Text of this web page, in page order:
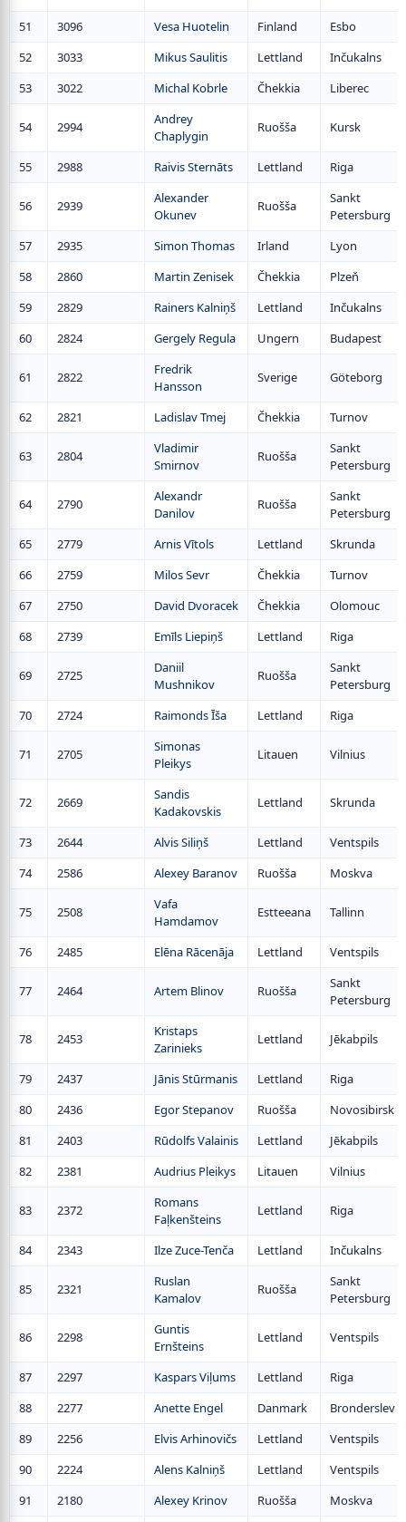
51
3096 Vesa Huotelin Finland
Esbo
52
3033 Mikus Saulitis Lettland
Inčukalns
53
3022 Michal Kobrle Čhekkia Liberec
54 2994
Andrey
Chaplygin
Ruošša Kursk
55 2988 Raivis Sternāts Lettland Riga
56 2939
Alexander
Okunev
Ruošša
Sankt
Petersburg
57
2935 Simon Thomas Irland
Lyon
58
2860 Martin Zenisek Čhekkia
Plzeň
59
2829 Rainers Kalniņš Lettland
Inčukalns
60
2824 Gergely Regula Ungern Budapest
61 2822
Fredrik
Hansson
Sverige Göteborg
62 2821 Ladislav Tmej Čhekkia Turnov
63 2804
Vladimir
Smirnov
Ruošša
Sankt
Petersburg
64 2790
Alexandr
Danilov
Ruošša
Sankt
Petersburg
65
2779 Arnis Vītols Lettland
Skrunda
66
2759 Milos Sevr Čhekkia
Turnov
67
2750 David Dvoracek Čhekkia
Olomouc
68
2739 Emīls Liepiņš Lettland Riga
69 2725
Daniil
Mushnikov
Ruošša
Sankt
Petersburg
70
2724 Raimonds Īša Lettland Riga
71 2705
Simonas
Pleikys
Litauen Vilnius
72 2669
Sandis
Kadakovskis
Lettland Skrunda
73 2644 Alvis Siliņš Lettland
Ventspils
74
2586 Alexey Baranov Ruošša Moskva
75 2508
Vafa
Hamdamov
Estteeana Tallinn
76 2485 Elēna Rācenāja Lettland Ventspils
77 2464 Artem Blinov Ruošša
Sankt
Petersburg
78 2453
Kristaps
Zarinieks
Lettland Jēkabpils
79 2437 Jānis Stūrmanis Lettland
Riga
80
2436 Egor Stepanov Ruošša
Novosibirsk
81
2403 Rūdolfs Valainis Lettland
Jēkabpils
82
2381 Audrius Pleikys Litauen Vilnius
83 2372
Romans
Faļkenšteins
Lettland Riga
84 2343 Ilze Zuce-Tenča Lettland Inčukalns
85 2321
Ruslan
Kamalov
Ruošša
Sankt
Petersburg
86 2298
Guntis
Ernšteins
Lettland Ventspils
87 2297 Kaspars Viļums Lettland
Riga
88
2277 Anette Engel Danmark
Bronderslev
89
2256 Elvis Arhinovičs Lettland
Ventspils
90
2224 Alens Kalniņš Lettland
Ventspils
91
2180 Alexey Krinov Ruošša Moskva